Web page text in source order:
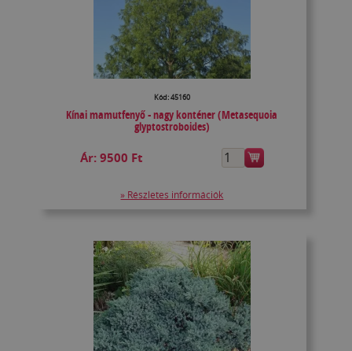
Kód: 45160
Kínai mamutfenyő - nagy konténer (Metasequoia
glyptostroboides)
Ár:9500 Ft
» Részletes információk